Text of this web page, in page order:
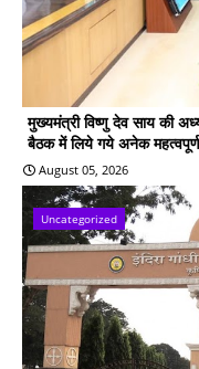
मुख्यमंत्री विष्णु देव साय की
बैठक में लिये गये अनेक महत्वपूर्ण
August 05, 2026
Uncategorized